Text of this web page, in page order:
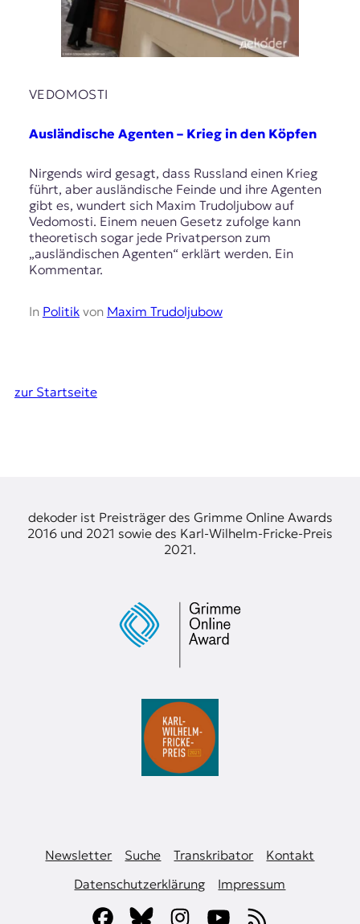
VEDOMOSTI
Ausländische Agenten – Krieg in den Köpfen
Nirgends wird gesagt, dass Russland einen Krieg
führt, aber ausländische Feinde und ihre Agenten
gibt es, wundert sich Maxim Trudoljubow auf
Vedomosti. Einem neuen Gesetz zufolge kann
theoretisch sogar jede Privatperson zum
„ausländischen Agenten“ erklärt werden. Ein
Kommentar.
In Politikvon Maxim Trudoljubow
zur Startseite
dekoder ist Preisträger des Grimme Online Awards
2016 und 2021 sowie des Karl-Wilhelm-Fricke-Preis
2021.
Newsletter Suche Transkribator
Kontakt
Datenschutzerklärung
Impressum